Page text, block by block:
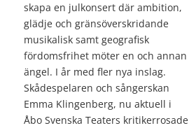
skapa en julkonsert där ambition,
glädje och gränsöverskridande
musikalisk samt geografisk
fördomsfrihet möter en och annan
ängel. I år med fler nya inslag.
Skådespelaren och sångerskan
Emma Klingenberg, nu aktuell i
Åbo Svenska Teaters kritikerrosade